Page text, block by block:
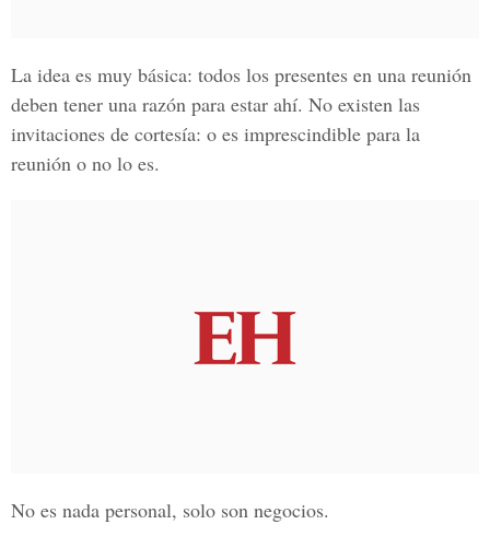
La idea es muy básica: todos los presentes en una reunión
deben tener una razón para estar ahí. No existen las
invitaciones de cortesía: o es imprescindible para la
reunión o no lo es.
No es nada personal, solo son negocios.